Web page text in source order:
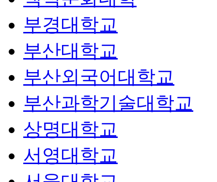
부경대학교
부산대학교
부산외국어대학교
부산과학기술대학교
상명대학교
서영대학교